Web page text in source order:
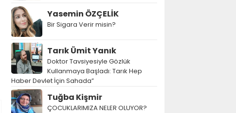
Yasemin ÖZÇELİK
Bir Sigara Verir misin?
Tarık Ümit Yanık
Doktor Tavsiyesiyle Gözlük
Kullanmaya Başladı: Tarık Hep
Haber Devlet İçin Sahada”
Tuğba Kişmir
ÇOCUKLARIMIZA NELER OLUYOR?